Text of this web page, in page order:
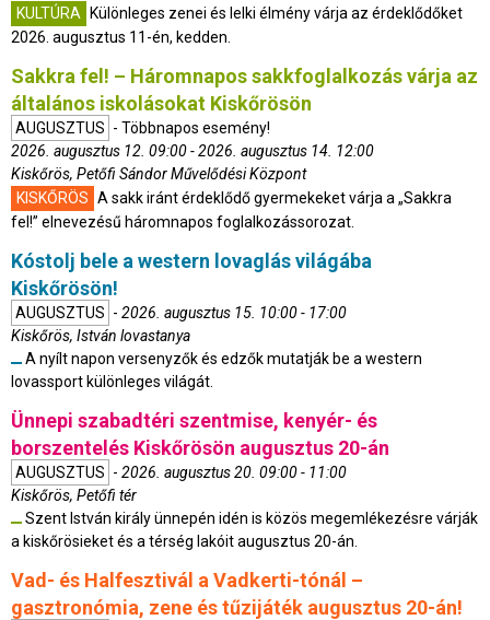
KULTÚRA
Különleges zenei és lelki élmény várja az érdeklődőket
2026. augusztus 11-én, kedden.
Sakkra fel! – Háromnapos sakkfoglalkozás várja az
általános iskolásokat Kiskőrösön
AUGUSZTUS - Többnapos esemény!
2026. augusztus 12. 09:00 - 2026. augusztus 14. 12:00
Kiskőrös, Petőfi Sándor Művelődési Központ
KISKŐRÖS A sakk iránt érdeklődő gyermekeket várja a „Sakkra
fel!” elnevezésű háromnapos foglalkozássorozat.
Kóstolj bele a western lovaglás világába
Kiskőrösön!
AUGUSZTUS - 2026. augusztus 15. 10:00 - 17:00
Kiskőrös, István lovastanya
A nyílt napon versenyzők és edzők mutatják be a western
lovassport különleges világát.
Ünnepi szabadtéri szentmise, kenyér- és
borszentelés Kiskőrösön augusztus 20-án
AUGUSZTUS - 2026. augusztus 20. 09:00 - 11:00
Kiskőrös, Petőfi tér
Szent István király ünnepén idén is közös megemlékezésre várják
a kiskőrösieket és a térség lakóit augusztus 20-án.
Vad- és Halfesztivál a Vadkerti-tónál –
gasztronómia, zene és tűzijáték augusztus 20-án!